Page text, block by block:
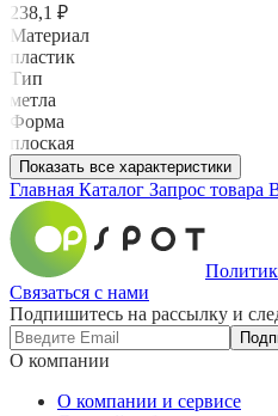
238,1 ₽
Материал
пластик
Тип
метла
Форма
плоская
Показать все характеристики
Главная Каталог Запрос товара
Связаться с нами
Подпишитесь на рассылку и
О компании
О компании и сервисе